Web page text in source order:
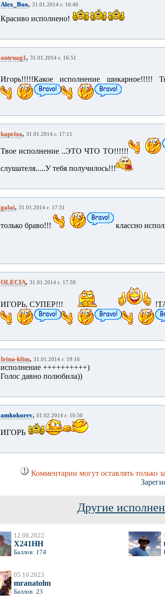
Alex_Boo, 31.01.2014 г. 16:40
Красиво исполнено!
antruag1, 31.01.2014 г. 16:51
Игорь!!!!!Какое исполнение шикарное!!!!!
kapriza, 31.01.2014 г. 17:11
Твое исполнение ..ЭТО ЧТО ТО!!!!!!
слушателя.....У тебя получилось!!!
galai, 31.01.2014 г. 17:31
только браво!!! классно
OLECIA, 31.01.2014 г. 17:59
ИГОРЬ, СУПЕР!!!
Irina-klim, 31.01.2014 г. 19:16
исполнение ++++++++++)
Голос давно полюбила))
amkokorev, 01.02.2014 г. 10:50
ИГОРЬ
Комментарии могут оставлять только
Другие
12.08.2022
X241HH
Баллов: 174
05.10.2023
mranatolm
Баллов: 23